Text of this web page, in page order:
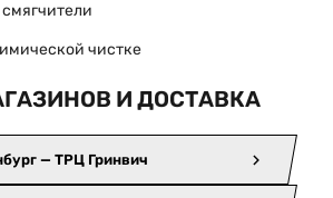
чистке
И ДОСТАВКА
— ТРЦ Гринвич